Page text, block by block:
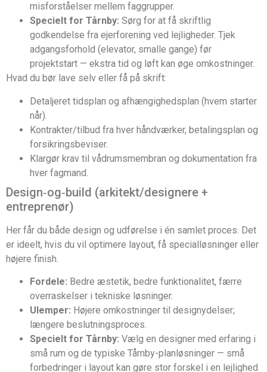
misforståelser mellem faggrupper.
Specielt for Tårnby: Sørg for at få skriftlig
godkendelse fra ejerforening ved lejligheder. Tjek
adgangsforhold (elevator, smalle gange) før
projektstart — ekstra tid og løft kan øge omkostninger.
Hvad du bør lave selv eller få på skrift:
Detaljeret tidsplan og afhængighedsplan (hvem starter
når).
Kontrakter/tilbud fra hver håndværker, betalingsplan og
forsikringsbeviser.
Klargør krav til vådrumsmembran og dokumentation fra
hver fagmand.
Design‑og‑build (arkitekt/designere +
entreprenør)
Her får du både design og udførelse i én samlet proces. Det
er ideelt, hvis du vil optimere layout, få specialløsninger eller
højere finish.
Fordele: Bedre æstetik, bedre funktionalitet, færre
overraskelser i tekniske løsninger.
Ulemper: Højere omkostninger til designydelser;
længere beslutningsproces.
Specielt for Tårnby: Vælg en designer med erfaring i
små rum og de typiske Tårnby-planløsninger — små
forbedringer i layout kan gøre stor forskel i en lejlighed